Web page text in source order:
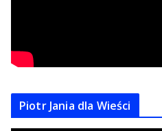
Piotr Jania dla Wieści